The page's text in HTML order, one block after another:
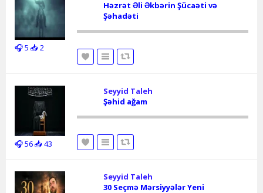
🎧 5 📥 2
Həzrət Əli Əkbərin Şücaəti və
Şəhadəti
🎧 56📥 43
Seyyid Taleh
Şəhid ağam
Seyyid Taleh
30 Seçmə Mərsiyyələr Yeni